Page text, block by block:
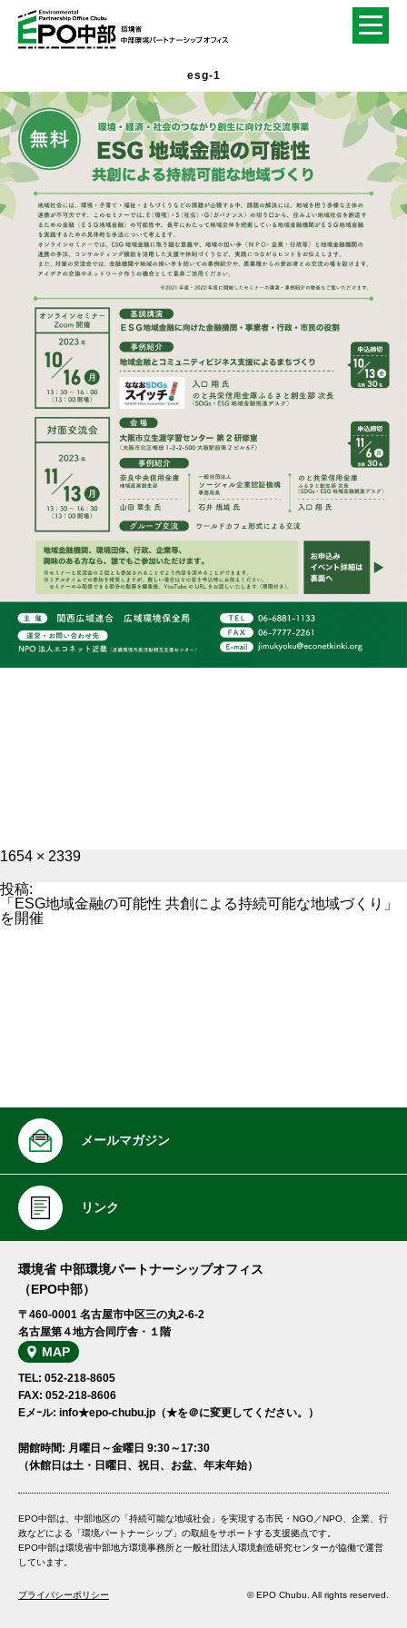
esg-1
フ
サ
イ
ズ
1654 × 2339
投稿:
「ESG地域金融の可能性 共創による持続可能な地域づくり」
を開催
メールマガジン
リンク
環境省 中部環境パートナーシップオフィス
（EPO中部）
〒460-0001 名古屋市中区三の丸2-6-2
名古屋第４地方合同庁舎・１階
MAP
TEL: 052-218-8605
FAX: 052-218-8606
Eメｰル: info★epo-chubu.jp（★を＠に変更してください。）
開館時間: 月曜日～金曜日 9:30～17:30
（休館日は土・日曜日、祝日、お盆、年末年始）
EPO中部は、中部地区の「持続可能な地域社会」を実現する市民・NGO／NPO、企業、行
政などによる「環境パートナーシップ」の取組をサポートする支援拠点です。
EPO中部は環境省中部地方環境事務所と一般社団法人環境創造研究センターが協働で運営
しています。
プライバシーポリシー © EPO Chubu. All rights reserved.